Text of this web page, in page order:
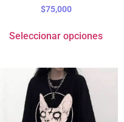
$75,000
Seleccionar opciones